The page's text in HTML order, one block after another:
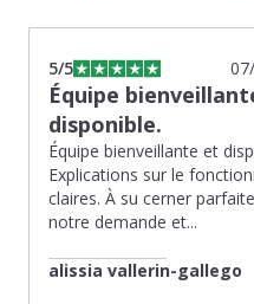
5/5
Équipe
disponible.
Équipe bienveillante et
Explications sur le
claires. À su cerner
notre demande et...
alissia vallerin-gallego